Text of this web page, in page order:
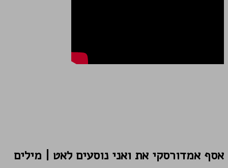
אסף אמדורסקי את ואני נוסעים לאט | מילים